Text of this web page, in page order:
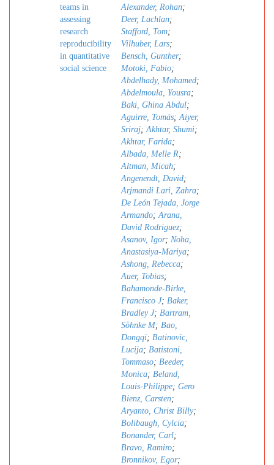
teams in
assessing
research
reproducibility
in quantitative
social science
Alexander, Rohan;
Deer, Lachlan;
Stafford, Tom;
Vilhuber, Lars;
Bensch, Gunther;
Motoki, Fabio;
Abdelhady, Mohamed;
Abdelmoula, Yousra;
Baki, Ghina Abdul;
Aguirre, Tomás;Aiyer,
Sriraj;Akhtar, Shumi;
Akhtar, Farida;
Albada, Melle R;
Altman, Micah;
Angenendt, David;
Arjmandi Lari, Zahra;
De León Tejada, Jorge
Armando;Arana,
David Rodriguez;
Asanov, Igor; Noha,
Anastasiya-Mariya;
Ashong, Rebecca;
Auer, Tobias;
Bahamonde-Birke,
Francisco J; Baker,
Bradley J; Bartram,
Söhnke M; Bao,
Dongqi; Batinovic,
Lucija; Batistoni,
Tommaso; Beeder,
Monica; Beland,
Louis-Philippe; Gero
Bienz, Carsten;
Aryanto, Christ Billy;
Bolibaugh, Cylcia;
Bonander, Carl;
Bravo, Ramiro;
Bronnikov, Egor;